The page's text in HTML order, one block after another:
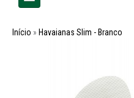
Homem
Início » Havaianas Slim - Branco